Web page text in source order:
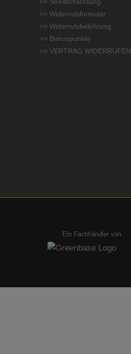
>> Streitschlichtung
>> Widerrufsformular
>> Widerrufsbelehrung
>> Bonuspunkte
>> VERTRAG WIDERRUFEN
Ein Fachhändler von